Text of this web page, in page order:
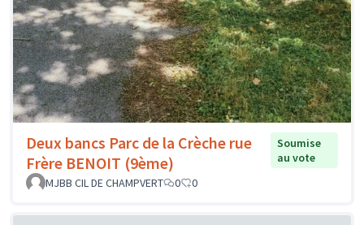
Deux bancs Parc de la Crèche rue
Frère BENOIT (9ème)
Soumise
au vote
MJBB CIL DE CHAMPVERT
0 0